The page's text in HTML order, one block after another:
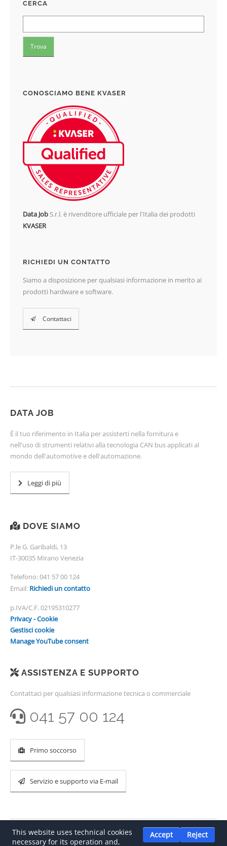
CERCA
CONOSCIAMO BENE KVASER
Data JobS.r.l. è rivenditore ufficiale per l'Italia dei prodotti
KVASER
RICHIEDI UN CONTATTO
Siamo a disposizione per qualsiasi informazione in merito ai
prodotti hardware e software.
Contattaci
DATA JOB
È il tuo riferimento in Italia per assisterti nella fornitura e
nell'uso di strumenti relativi alla tecnologia CAN bus applicati al
mondo dell'automotive e dell'automazione.
Leggi di più
DOVE SIAMO
P.le G. Garibaldi, 13
IT-30035 Mirano Venezia
Telefono:041 57 00 124
Email: Richiedi un contatto
p.IVA/C.F. 02195310277
Privacy - Cookie
Gestisci cookie
Manage YouTube consent
ASSISTENZA E SUPPORTO
Contattaci per qualsiasi informazione tecnica o commerciale
041 57 00 124
Primo soccorso
Servizio e supporto via E-mail
This website uses technical cookies
necessary for its operation and,
Accept Reject